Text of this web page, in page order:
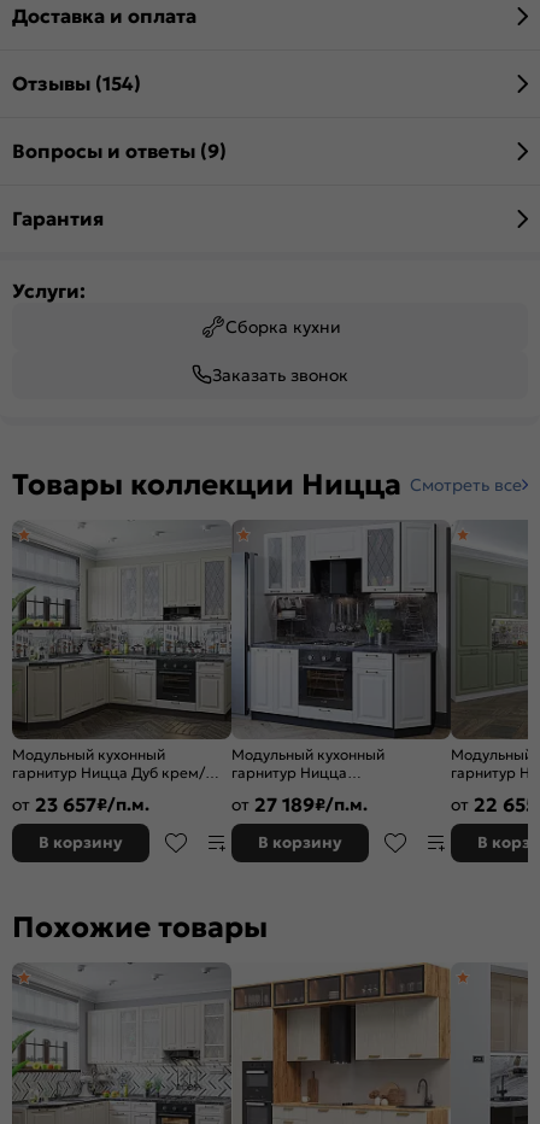
Доставка и оплата
Отзывы (154)
Вопросы и ответы (9)
Гарантия
Услуги:
Сборка кухни
Заказать звонок
Товары коллекции Ницца Смотреть все
Модульный кухонный
гарнитур Ницца Дуб крем/
2340x1890/2400x600
от 23 657₽/п.м.
В корзину
Модульный кухонный
гарнитур Ницца
2140x1900x600
от 27 189₽/п.м.
В корзину
Модульный
гарнитур
от 22 655
В
Похожие товары